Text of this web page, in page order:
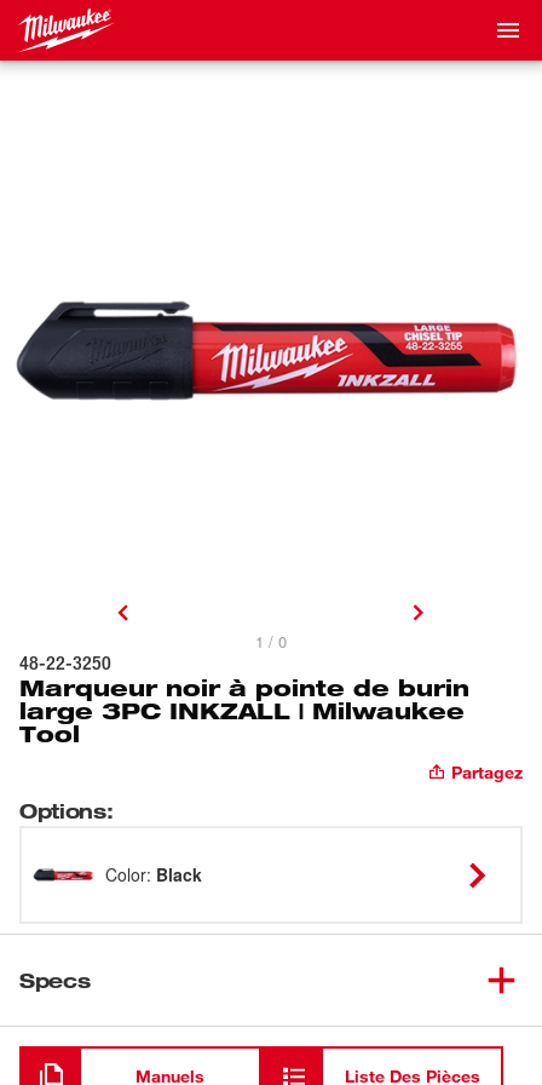
1 / 0
48-22-3250
Marqueur noir à pointe de burin
large 3PC INKZALL | Milwaukee
Tool
Partagez
Options:
Color: Black
Specs
Chargement
Manuels Liste Des Pièces